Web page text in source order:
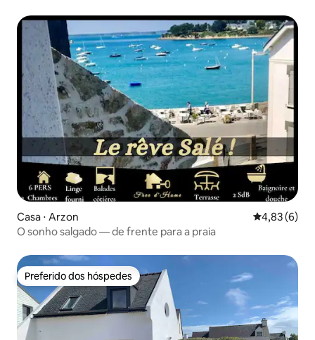
Casa ⋅ Arzon 4,83 de uma
4,83 (6)
O sonho salgado — de frente para a praia
Preferido dos hóspedes
Preferido dos hóspedes